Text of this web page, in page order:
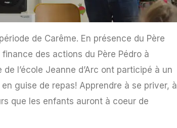
de Carême. En présence du Père
des actions du Père Pédro à
l’école Jeanne d’Arc ont participé à un
guise de repas! Apprendre à se priver, à
que les enfants auront à coeur de